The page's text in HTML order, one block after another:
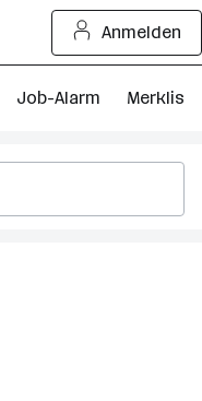
Anmelden
Job-Alarm Merkliste